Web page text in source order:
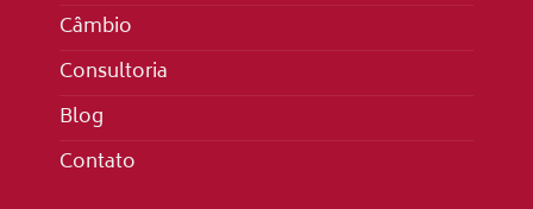
Câmbio
Consultoria
Blog
Contato